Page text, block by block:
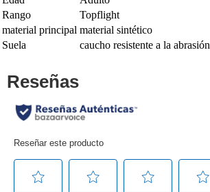
Rango
Topflight
material principal material sintético
Suela
caucho resistente a la abrasión